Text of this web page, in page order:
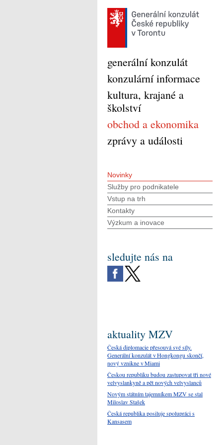
generální konzulát
konzulární informace
kultura, krajané a
školství
obchod a ekonomika
zprávy a události
Novinky
Služby pro podnikatele
Vstup na trh
Kontakty
Výzkum a inovace
sledujte nás na
aktuality MZV
Česká diplomacie přesouvá své síly.
Generální konzulát v Hongkongu skončí,
nový vznikne v Miami
Českou republiku budou zastupovat tři nové
velvyslankyně a pět nových velvyslanců
Novým státním tajemníkem MZV se stal
Miloslav Stašek
Česká republika posiluje spolupráci s
Kansasem